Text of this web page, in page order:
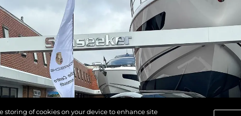
storing of cookies on your device to enhance site